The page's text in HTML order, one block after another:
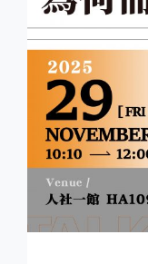
知！
《3D
與
參
數
建
模
基
礎